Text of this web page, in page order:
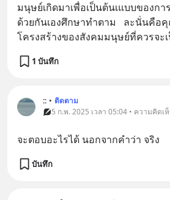
มนุษย์เกิดมาเพื่อเป็นต้นเแบบของก
ด้วยกันเองศึกษาทำตาม   ละนั่นคือ
โครงสร้างของสังคมมนุษย์ที่ควรจะ
1 บันทึก
:: • ติดตาม
5 ก.พ. 2025 เวลา 05:04 • ความคิดเ
จะตอบอะไรได้ นอกจากคำว่า จริง
บันทึก